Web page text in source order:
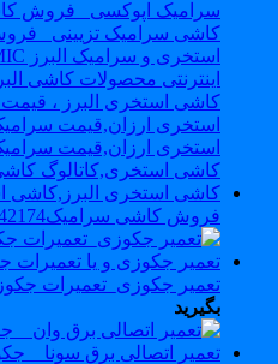
فروش کاشی سرامیک88042174
تعمیر جکوزی_تعمیرات جکوزی
بگیرید